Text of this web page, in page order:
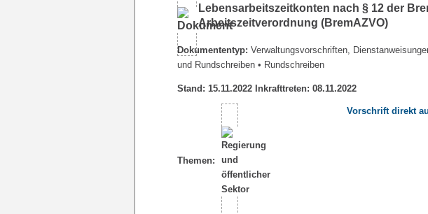
Lebensarbeitszeitkonten nach § 12 der
Arbeitszeitverordnung (BremAZVO)
Dokumententyp: Verwaltungsvorschriften,
und Rundschreiben • Rundschreiben
Stand: 15.11.2022 Inkrafttreten: 08.11.2022
Themen:
Vorschrift direkt